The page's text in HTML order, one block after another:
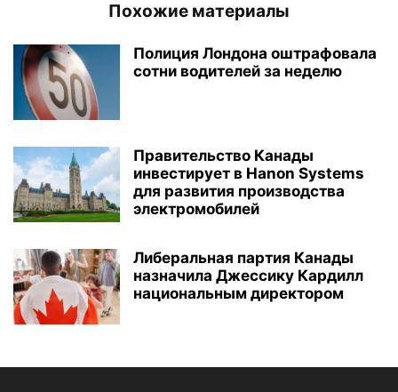
Похожие материалы
Полиция Лондона оштрафовала
сотни водителей за неделю
Правительство Канады
инвестирует в Hanon Systems
для развития производства
электромобилей
Либеральная партия Канады
назначила Джессику Кардилл
национальным директором